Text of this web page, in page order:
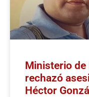
Ministerio de
rechazó
Héctor